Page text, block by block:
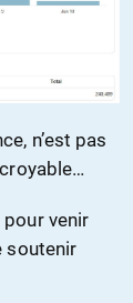
n’est pas
pour venir
soutenir